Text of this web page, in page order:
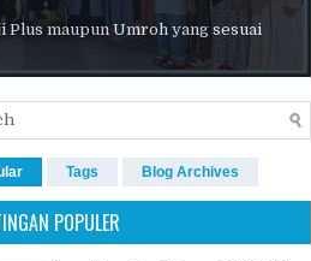
maupun Umroh yang sesuai
Tags Blog Archives
POPULER